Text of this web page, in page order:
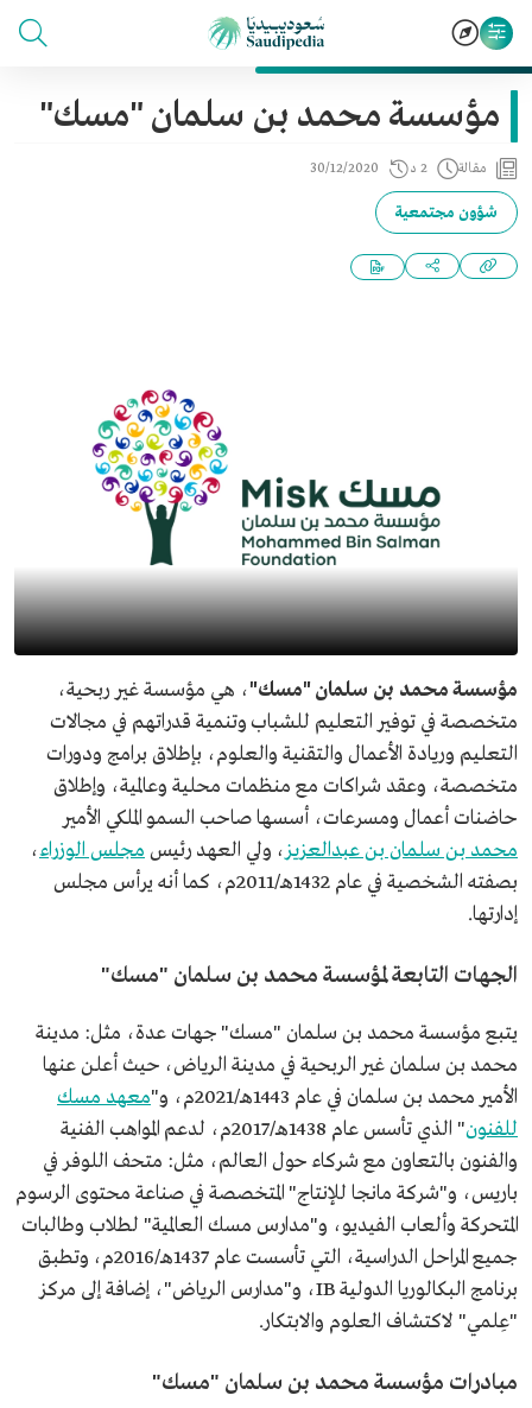
مؤسسة محمد بن سلمان "مسك"
مقالة 2 د 30/12/2020
شؤون مجتمعية
مؤسسة محمد بن سلمان "مسك"، هي مؤسسة غير ربحية،
متخصصة في توفير التعليم للشباب وتنمية قدراتهم في مجالات
التعليم وريادة الأعمال والتقنية والعلوم، بإطلاق برامج ودورات
متخصصة، وعقد شراكات مع منظمات محلية وعالمية، وإطلاق
حاضنات أعمال ومسرعات، أسسها صاحب السمو الملكي الأمير
محمد بن سلمان بن عبدالعزيز، ولي العهد رئيس مجلس الوزراء،
بصفته الشخصية في عام 1432هـ/2011م، كما أنه يرأس مجلس
إدارتها.
الجهات التابعة لمؤسسة محمد بن سلمان "مسك"
يتبع مؤسسة محمد بن سلمان "مسك" جهات عدة، مثل: مدينة
محمد بن سلمان غير الربحية في مدينة الرياض، حيث أعلن عنها
الأمير محمد بن سلمان في عام 1443هـ/2021م، و"
معهد مسك
للفنون
" الذي تأسس عام 1438هـ/2017م، لدعم المواهب الفنية
والفنون بالتعاون مع شركاء حول العالم، مثل: متحف اللوفر في
باريس، و"شركة مانجا للإنتاج" المتخصصة في صناعة محتوى الرسوم
المتحركة وألعاب الفيديو، و"مدارس مسك العالمية" لطلاب وطالبات
جميع المراحل الدراسية، التي تأسست عام 1437هـ/2016م، وتطبق
برنامج البكالوريا الدولية IB، و"مدارس الرياض"، إضافة إلى مركز
"عِلمي" لاكتشاف العلوم والابتكار.
مبادرات مؤسسة محمد بن سلمان "مسك"